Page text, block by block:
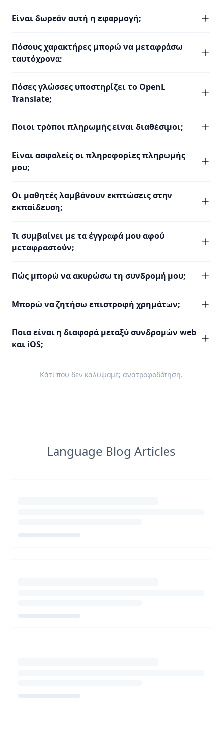
Είναι δωρεάν αυτή η εφαρμογή;
Πόσους χαρακτήρες μπορώ να μεταφράσω
ταυτόχρονα;
Πόσες γλώσσες υποστηρίζει το OpenL
Translate;
Ποιοι τρόποι πληρωμής είναι διαθέσιμοι;
Είναι ασφαλείς οι πληροφορίες πληρωμής
μου;
Οι μαθητές λαμβάνουν εκπτώσεις στην
εκπαίδευση;
Τι συμβαίνει με τα έγγραφά μου αφού
μεταφραστούν;
Πώς μπορώ να ακυρώσω τη συνδρομή μου;
Μπορώ να ζητήσω επιστροφή χρημάτων;
Ποια είναι η διαφορά μεταξύ συνδρομών web
και iOS;
Κάτι που δεν καλύψαμε; ανατροφοδότηση.
Language Blog Articles